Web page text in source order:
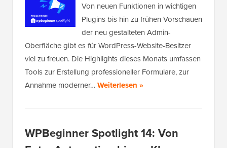
Von neuen Funktionen in wichtigen
Plugins bis hin zu frühen Vorschauen
der neu gestalteten Admin-
Oberfläche gibt es für WordPress-Website-Besitzer
viel zu freuen. Die Highlights dieses Monats umfassen
Tools zur Erstellung professioneller Formulare, zur
Annahme moderner…Weiterlesen »
WPBeginner Spotlight 14: Von